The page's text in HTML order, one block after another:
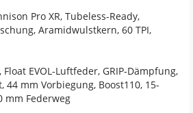
Pro XR, Tubeless-Ready,
Aramidwulstkern, 60 TPI,
EVOL-Luftfeder, GRIP-Dämpfung,
44 mm Vorbiegung, Boost110, 15-
mm Federweg